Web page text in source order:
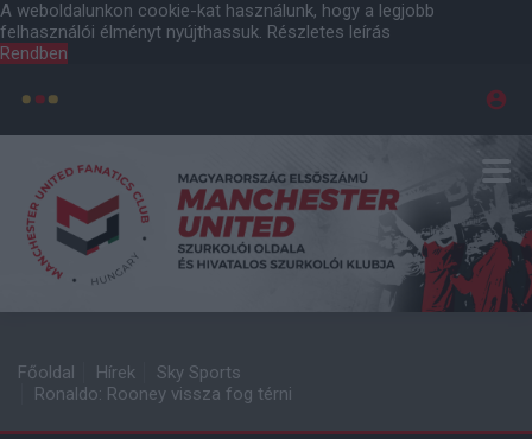
A weboldalunkon cookie-kat használunk, hogy a legjobb
felhasználói élményt nyújthassuk. Részletes leírás
Rendben
Főoldal Hírek
Sky Sports
Ronaldo: Rooney vissza fog térni